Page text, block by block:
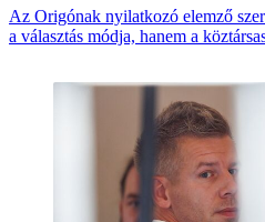
Az Origónak nyilatkozó elemző
a választás módja, hanem a